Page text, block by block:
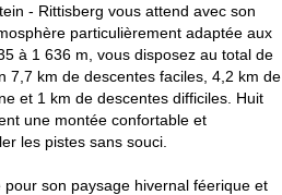
- Rittisberg vous attend avec son
particulièrement adaptée aux
à 1 636 m, vous disposez au total de
7,7 km de descentes faciles, 4,2 km de
et 1 km de descentes difficiles. Huit
une montée confortable et
les pistes sans souci.
son paysage hivernal féerique et